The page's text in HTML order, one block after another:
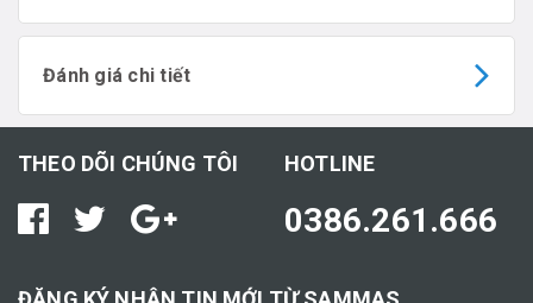
Đánh giá chi tiết
THEO DÕI CHÚNG TÔI HOTLINE
0386.261.666